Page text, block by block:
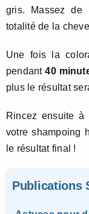
gris. Massez de
totalité de la
Une fois la
pendant40
plus le résultat
Rincez ensuite à
votre shampoing
le résultat final !
Publications